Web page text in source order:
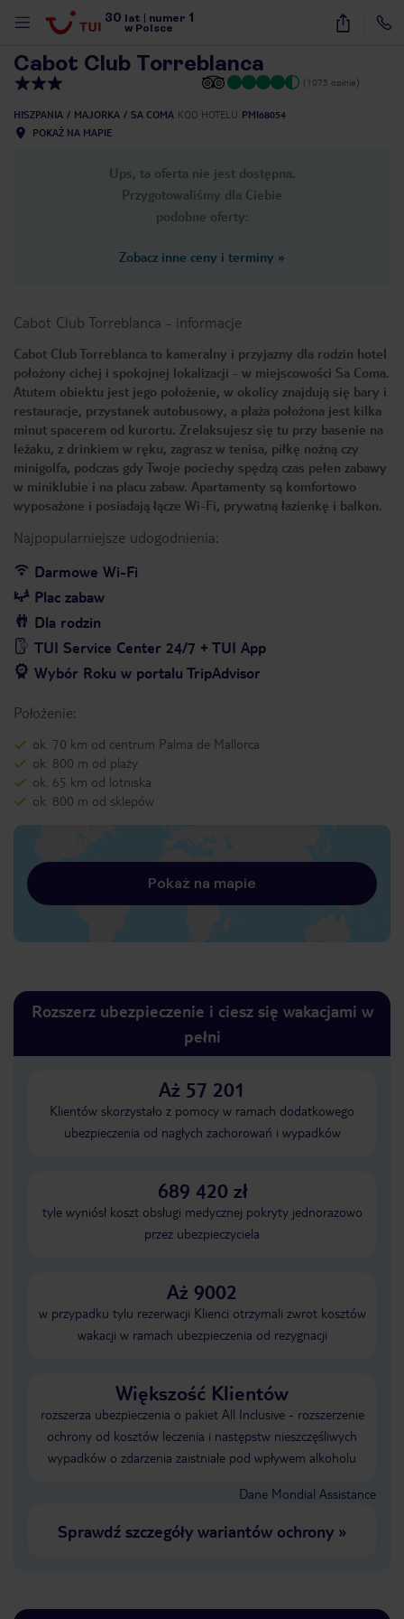
30 lat numer 1
w Polsce
15
Cabot Club Torreblanca
(1073 opinie)
HISZPANIA MAJORKA SA COMA KOD HOTELU PMI68054
POKAŻ NA MAPIE
Ups, ta oferta nie jest dostępna.
Przygotowaliśmy dla Ciebie
podobne oferty:
Zobacz inne ceny i terminy »
Cabot Club Torreblanca - informacje
Cabot Club Torreblanca to kameralny i przyjazny dla rodzin hotel
położony cichej i spokojnej lokalizacji - w miejscowości Sa Coma.
Atutem obiektu jest jego położenie, w okolicy znajdują się bary i
restauracje, przystanek autobusowy, a plaża położona jest kilka
minut spacerem od kurortu. Zrelaksujesz się tu przy basenie na
leżaku, z drinkiem w ręku, zagrasz w tenisa, piłkę nożną czy
minigolfa, podczas gdy Twoje pociechy spędzą czas pełen zabawy
w miniklubie i na placu zabaw. Apartamenty są komfortowo
wyposażone i posiadają łącze Wi-Fi, prywatną łazienkę i balkon.
Najpopularniejsze udogodnienia:
Darmowe Wi-Fi
Plac zabaw
Dla rodzin
TUI Service Center 24/7 + TUI App
Wybór Roku w portalu TripAdvisor
Położenie:
ok. 70 km od centrum Palma de Mallorca
ok. 800 m od plaży
ok. 65 km od lotniska
ok. 800 m od sklepów
Pokaż na mapie
Rozszerz ubezpieczenie i ciesz się wakacjami w
pełni
Aż 57 201
Klientów skorzystało z pomocy w ramach dodatkowego
ubezpieczenia od nagłych zachorowań i wypadków
689 420 zł
tyle wyniósł koszt obsługi medycznej pokryty jednorazowo
przez ubezpieczyciela
Aż 9002
w przypadku tylu rezerwacji Klienci otrzymali zwrot kosztów
wakacji w ramach ubezpieczenia od rezygnacji
Większość Klientów
rozszerza ubezpieczenia o pakiet All Inclusive - rozszerzenie
ochrony od kosztów leczenia i następstw nieszczęśliwych
wypadków o zdarzenia zaistniałe pod wpływem alkoholu
Dane Mondial Assistance
Sprawdź szczegóły wariantów ochrony»